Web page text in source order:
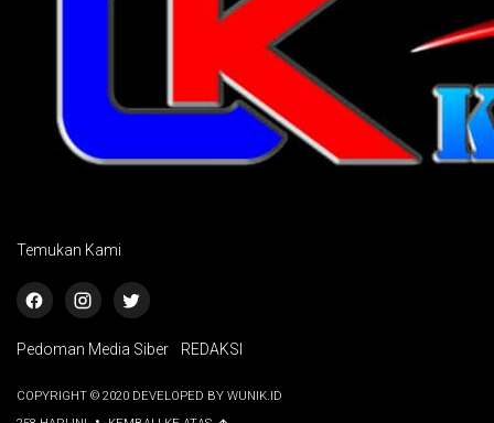
Temukan Kami
Pedoman Media Siber REDAKSI
COPYRIGHT © 2020 DEVELOPED BY WUNIK.ID